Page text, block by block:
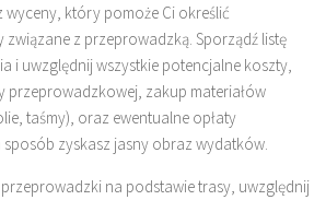
który pomoże Ci określić
związane z przeprowadzką. Sporządź listę
i uwzględnij wszystkie potencjalne koszty,
przeprowadzkowej, zakup materiałów
taśmy), oraz ewentualne opłaty
sposób zyskasz jasny obraz wydatków.
na podstawie trasy, uwzględnij